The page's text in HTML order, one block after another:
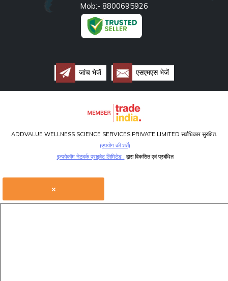
Mob:- 8800695926
जांच भेजें एसएमएस भेजें
ADDVALUE WELLNESS SCIENCE SERVICES PRIVATE LIMITED सर्वाधिकार सुरक्षित.
(उपयोग की शर्तें)
इन्फोकॉम नेटवर्क प्राइवेट लिमिटेड . द्वारा विकसित एवं प्रबंधित
×